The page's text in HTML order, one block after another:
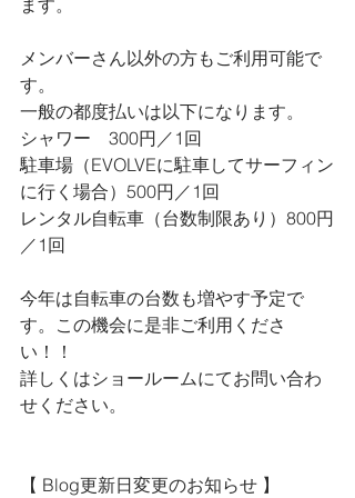
ます。
メンバーさん以外の方もご利用可能で
す。
一般の都度払いは以下になります。
シャワー　300円／1回
駐車場（EVOLVEに駐車してサーフィン
に行く場合）500円／1回
レンタル自転車（台数制限あり）800円
／1回
今年は自転車の台数も増やす予定で
す。この機会に是非ご利用くださ
い！！
詳しくはショールームにてお問い合わ
せください。
【 Blog更新日変更のお知らせ 】